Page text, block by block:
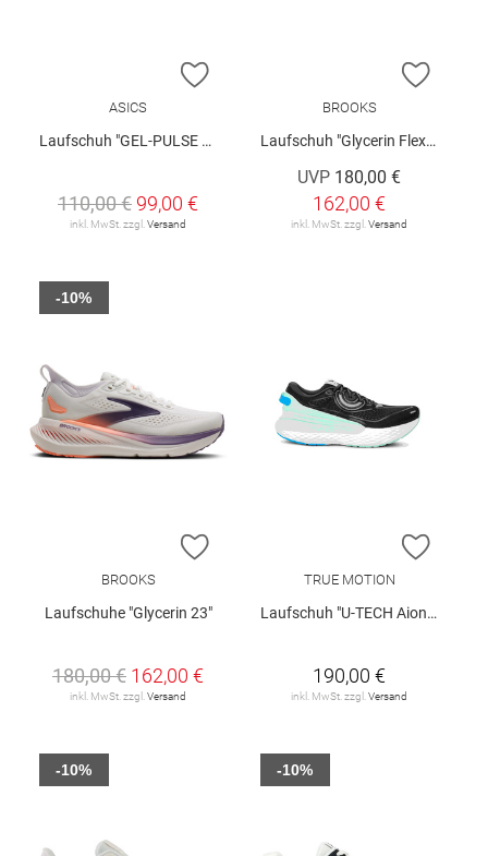
ZUR WUNSCHLISTE HINZUFÜGEN
ASICS
Laufschuh "GEL-PULSE 17"
110,00 € 99,00 €
inkl. MwSt. zzgl.Versand
ZUR
BROOKS
Laufschuh "Glycerin Flex W"
UVP 180,00 €
162,00 €
inkl. MwSt. zzgl.Versand
ZUR WUNSCHLISTE HINZUFÜGEN
BROOKS
Laufschuhe "Glycerin 23"
180,00 € 162,00 €
inkl. MwSt. zzgl. Versand
-10%
ZUR
TRUE MOTION
Laufschuh "U-TECH Aion 4 W"
190,00 €
inkl. MwSt. zzgl. Versand
-10% -10%